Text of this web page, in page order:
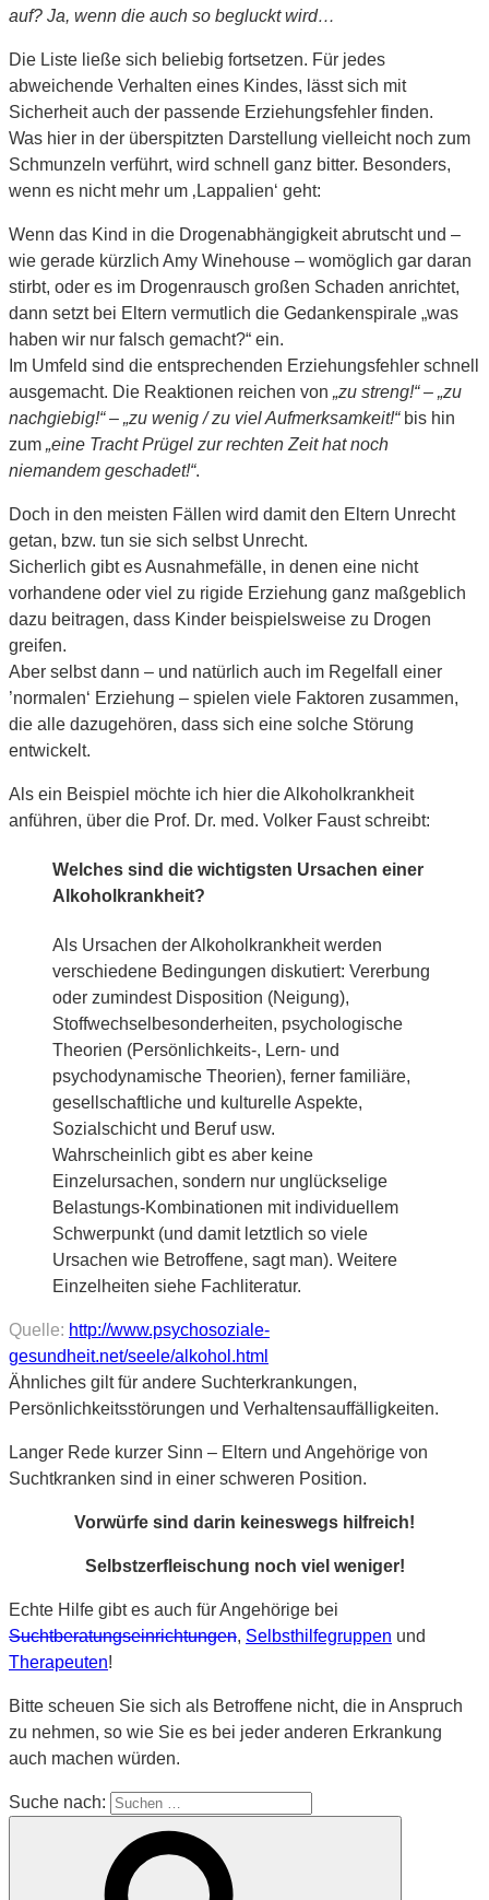
auf? Ja, wenn die auch so begluckt wird…
Die Liste ließe sich beliebig fortsetzen. Für jedes
abweichende Verhalten eines Kindes, lässt sich mit
Sicherheit auch der passende Erziehungsfehler finden.
Was hier in der überspitzten Darstellung vielleicht noch zum
Schmunzeln verführt, wird schnell ganz bitter. Besonders,
wenn es nicht mehr um ‚Lappalien‘ geht:
Wenn das Kind in die Drogenabhängigkeit abrutscht und –
wie gerade kürzlich Amy Winehouse – womöglich gar daran
stirbt, oder es im Drogenrausch großen Schaden anrichtet,
dann setzt bei Eltern vermutlich die Gedankenspirale „was
haben wir nur falsch gemacht?“ ein.
Im Umfeld sind die entsprechenden Erziehungsfehler schnell
ausgemacht. Die Reaktionen reichen von „zu streng!“ – „zu
nachgiebig!“ – „zu wenig / zu viel Aufmerksamkeit!“bis hin
zum „eine Tracht Prügel zur rechten Zeit hat noch
niemandem geschadet!“.
Doch in den meisten Fällen wird damit den Eltern Unrecht
getan, bzw. tun sie sich selbst Unrecht.
Sicherlich gibt es Ausnahmefälle, in denen eine nicht
vorhandene oder viel zu rigide Erziehung ganz maßgeblich
dazu beitragen, dass Kinder beispielsweise zu Drogen
greifen.
Aber selbst dann – und natürlich auch im Regelfall einer
’normalen‘ Erziehung – spielen viele Faktoren zusammen,
die alle dazugehören, dass sich eine solche Störung
entwickelt.
Als ein Beispiel möchte ich hier die Alkoholkrankheit
anführen, über die Prof. Dr. med. Volker Faust schreibt:
Welches sind die wichtigsten Ursachen einer
Alkoholkrankheit?
Als Ursachen der Alkoholkrankheit werden
verschiedene Bedingungen diskutiert: Vererbung
oder zumindest Disposition (Neigung),
Stoffwechselbesonderheiten, psychologische
Theorien (Persönlichkeits-, Lern- und
psychodynamische Theorien), ferner familiäre,
gesellschaftliche und kulturelle Aspekte,
Sozialschicht und Beruf usw.
Wahrscheinlich gibt es aber keine
Einzelursachen, sondern nur unglückselige
Belastungs-Kombinationen mit individuellem
Schwerpunkt (und damit letztlich so viele
Ursachen wie Betroffene, sagt man). Weitere
Einzelheiten siehe Fachliteratur.
Quelle: http://www.psychosoziale-
gesundheit.net/seele/alkohol.html
Ähnliches gilt für andere Suchterkrankungen,
Persönlichkeitsstörungen und Verhaltensauffälligkeiten.
Langer Rede kurzer Sinn – Eltern und Angehörige von
Suchtkranken sind in einer schweren Position.
Vorwürfe sind darin keineswegs hilfreich!
Selbstzerfleischung noch viel weniger!
Echte Hilfe gibt es auch für Angehörige bei
Suchtberatungseinrichtungen, Selbsthilfegruppen und
Therapeuten!
Bitte scheuen Sie sich als Betroffene nicht, die in Anspruch
zu nehmen, so wie Sie es bei jeder anderen Erkrankung
auch machen würden.
Suche nach: